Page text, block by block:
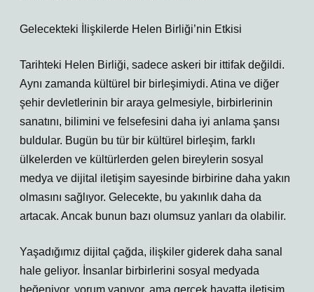
Gelecekteki İlişkilerde Helen Birliği’nin Etkisi
Tarihteki Helen Birliği, sadece askeri bir ittifak değildi.
Aynı zamanda kültürel bir birleşimiydi. Atina ve diğer
şehir devletlerinin bir araya gelmesiyle, birbirlerinin
sanatını, bilimini ve felsefesini daha iyi anlama şansı
buldular. Bugün bu tür bir kültürel birleşim, farklı
ülkelerden ve kültürlerden gelen bireylerin sosyal
medya ve dijital iletişim sayesinde birbirine daha yakın
olmasını sağlıyor. Gelecekte, bu yakınlık daha da
artacak. Ancak bunun bazı olumsuz yanları da olabilir.
Yaşadığımız dijital çağda, ilişkiler giderek daha sanal
hale geliyor. İnsanlar birbirlerini sosyal medyada
beğeniyor, yorum yapıyor, ama gerçek hayatta iletişim